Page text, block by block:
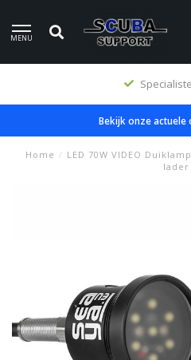
MENU
Bekijk onze actuele
Home / LED 70W VIDEO
lader